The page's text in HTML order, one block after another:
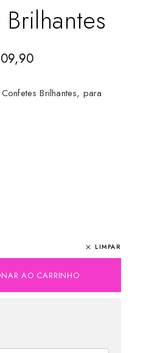
Brilhantes, para
LIMPAR
AO CARRINHO